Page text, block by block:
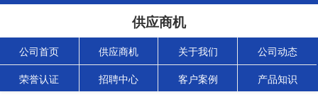
供应商机
公司首页 供应商机 关于我们 公司动态
荣誉认证 招聘中心 客户案例 产品知识